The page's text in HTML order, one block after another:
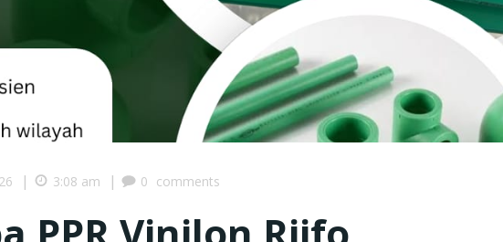
| 3:08 am | 0 comments